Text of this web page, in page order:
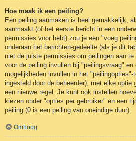
Hoe maak ik een peiling?
Een peiling aanmaken is heel gemakkelijk,
aanmaakt (of het eerste bericht in een
permissies voor hebt) zou je een "voeg
onderaan het berichten-gedeelte (als je dit
niet de juiste permissies om peilingen aan
voor de peiling invullen bij "peilingsvraag"
mogelijkheden invullen in het
ingesteld door de beheerder), met elke optie
een nieuwe regel. Je kunt ook instellen
kiezen onder "opties per gebruiker" en een
peiling (0 is een peiling van oneindige duur).
Omhoog